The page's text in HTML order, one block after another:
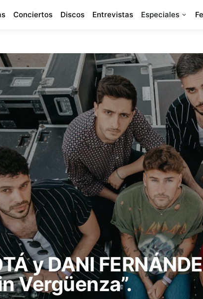
Conciertos Discos Entrevistas Especiales
y DANI
Vergüenza”.